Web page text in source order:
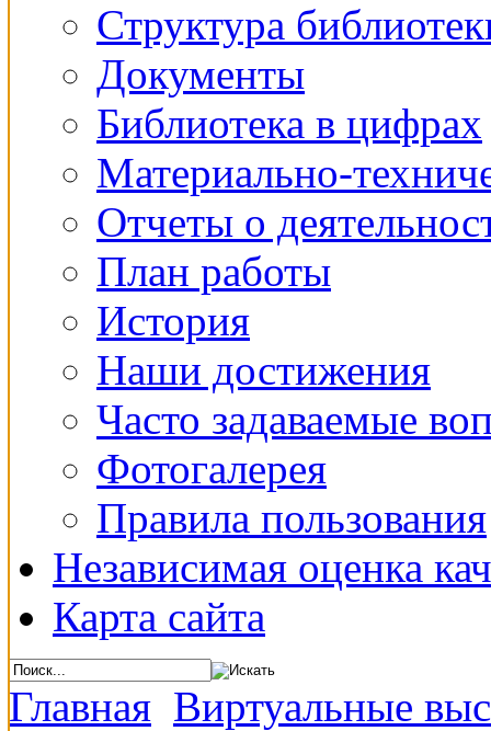
Структура
Документы
Библиотека в цифрах
Материально-
Отчеты о
План работы
История
Наши достижения
Часто задаваемые
Фотогалерея
Правила пользования
Независимая оценка
Карта сайта
Главная Виртуальные